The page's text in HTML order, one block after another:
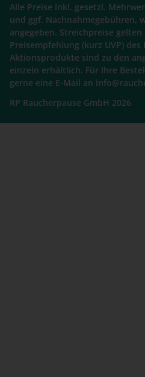
Alle Preise inkl. gesetzl.
und ggf. Nachnahmegebühren,
angegeben. Streichpreise
Preisempfehlung (kurz UVP)
Aktionsprodukte sind zu den
einzeln erhältlich. Für Ihre
gerne eine E-Mail an
RP Raucherpause GmbH 2026